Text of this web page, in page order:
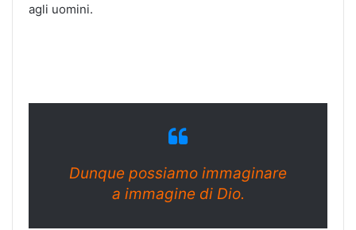
agli uomini.
Dunque possiamo immaginare
a immagine di Dio.